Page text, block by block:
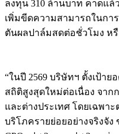
ลงทุน 310 ล้านบาท คาดแล้
เพิ่มขีดความสามารถในกา
ตันผลปาล์มสดต่อชั่วโมง หรื
“ในปี 2569 บริษัทฯ ตั้งเป้าย
สถิติสูงสุดใหม่ต่อเนื่อง จาก
และต่างประเทศ โดยเฉพา
บริโภครายย่อยอย่างจริงจั